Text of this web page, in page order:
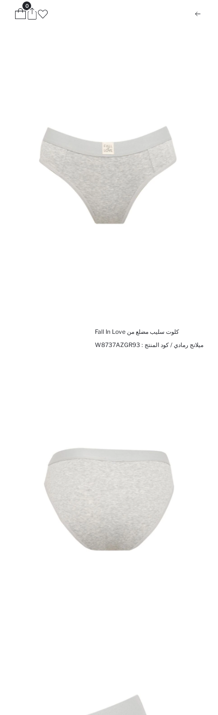
0
كلوت سليب مضلع من Fall In Love
ميلانج رمادي / كود المنتج : W8737AZGR93